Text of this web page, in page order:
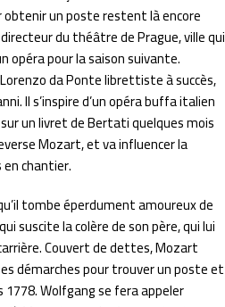
un poste restent là encore
du théâtre de Prague, ville qui
opéra pour la saison suivante.
da Ponte librettiste à succès,
Il s’inspire d’un opéra buffa italien
un livret de Bertati quelques mois
Mozart, et va influencer la
chantier.
tombe éperdument amoureux de
suscite la colère de son père, qui lui
Couvert de dettes, Mozart
démarches pour trouver un poste et
Wolfgang se fera appeler